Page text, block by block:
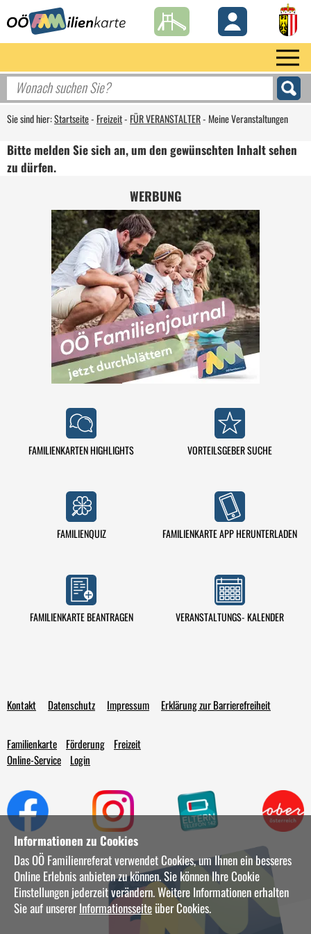
Informationen zu Cookies
Das OÖ Familienreferat verwendet Cookies, um Ihnen ein besseres
Online Erlebnis anbieten zu können. Sie können Ihre Cookie
Einstellungen jederzeit verändern. Weitere Informationen erhalten
Sie auf unsererInformationsseiteüber Cookies.
Sie sind hier:Startseite-Freizeit-FÜR VERANSTALTER- Meine Veranstaltungen
Bitte melden Sie sich an, um den gewünschten Inhalt sehen
zu dürfen.
WERBUNG
Kontakt Datenschutz Impressum Erklärung zur Barrierefreiheit
Familienkarte Förderung
Freizeit
Online-Service
Login
FAMILIENKARTEN HIGHLIGHTS VORTEILSGEBER SUCHE
FAMILIENQUIZ FAMILIENKARTE APP HERUNTERLADEN
FAMILIENKARTE BEANTRAGEN VERANSTALTUNGS- KALENDER